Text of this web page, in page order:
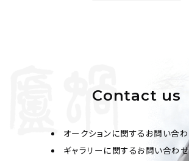
Contact us
オークションに関するお問い合
ギャラリーに関するお問い合わせ